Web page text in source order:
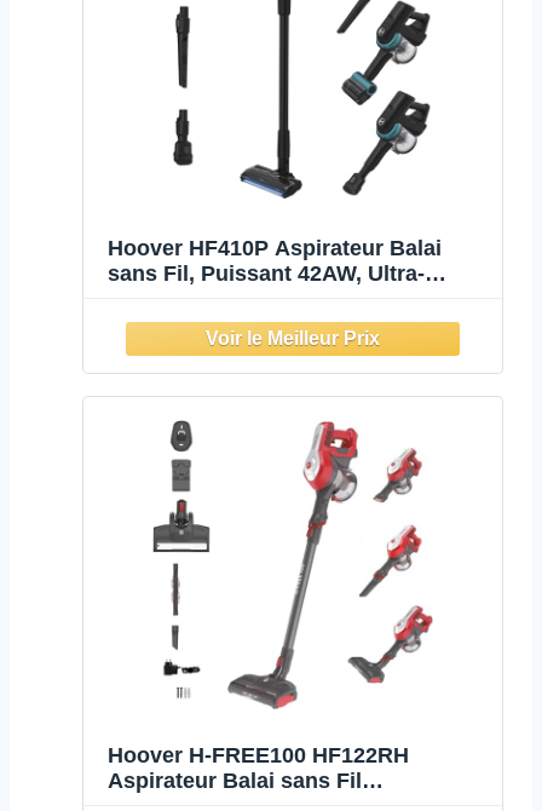
Hoover HF410P Aspirateur Balai
sans Fil, Puissant 42AW, Ultra-
Brosse Anti-Twist avec éclairage
LED, Mini Turbobrosse LED Spécial
Animaux, Noir Vert Bleu Océan
Hoover H-FREE100 HF122RH
Aspirateur Balai sans Fil